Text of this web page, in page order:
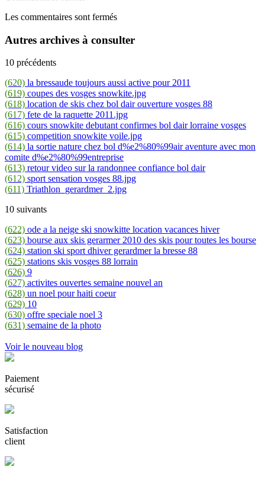
Les commentaires sont fermés
Autres archives à consulter
10 précédents
(620) la bressaude toujours aussi active pour 2011
(619) coupes des vosges snowkite.jpg
(618) location de skis chez bol dair ouverture vosges 88
(617) fete de la raquette 2011.jpg
(616) cours snowkite debutant confirmes bol dair lorraine vosges
(615) competition snowkite voile.jpg
(614) la sortie nature chez bol d%e2%80%99air aventure avec mon
comite d%e2%80%99entreprise
(613) retour video sur la randonnee confiance bol dair
(612) sport sensation vosges 88.jpg
(611) Triathlon_gerardmer_2.jpg
10 suivants
(622) ode a la neige ski snowkitte location vacances hiver
(623) bourse aux skis gerarmer 2010 des skis pour toutes les bourse
(624) station ski sport dhiver gerardmer la bresse 88
(625) stations skis vosges 88 lorrain
(626) 9
(627) activites ouvertes semaine nouvel an
(628) un noel pour haiti coeur
(629) 10
(630) offre speciale noel 3
(631) semaine de la photo
Voir le nouveau blog
Paiement
sécurisé
Satisfaction
client